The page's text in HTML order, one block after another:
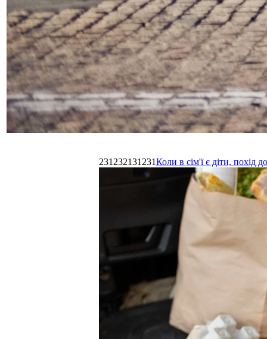
231232131231Коли в сім'ї є діти,